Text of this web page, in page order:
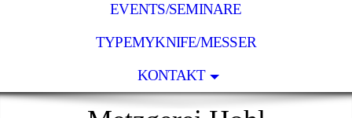
EVENTS/SEMINARE
TYPEMYKNIFE/MESSER
KONTAKT